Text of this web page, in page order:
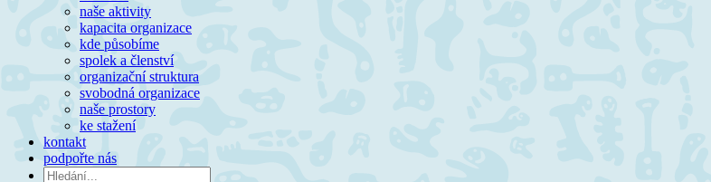
naše aktivity
kapacita organizace
kde působíme
spolek a členství
organizační struktura
svobodná organizace
naše prostory
ke stažení
kontakt
podpořte nás
Hledat: